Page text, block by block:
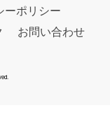
ーポリシー
お問い合わせ